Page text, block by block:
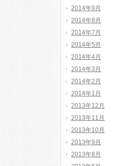
2014年9月
2014年8月
2014年7月
2014年5月
2014年4月
2014年3月
2014年2月
2014年1月
2013年12月
2013年11月
2013年10月
2013年9月
2013年8月